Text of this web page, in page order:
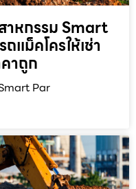
าหกรรม Smart
แม็คโครให้เช่า
าถูก
Par